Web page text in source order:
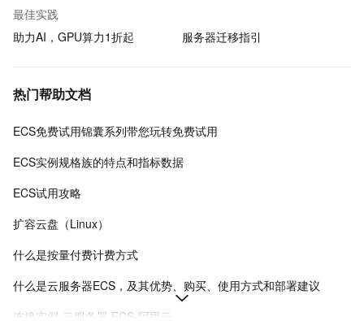
最佳实践
助力AI，GPU算力1折起
服务器迁移指引
热门帮助文档
ECS免费试用锦囊系列带您玩转免费试用
ECS实例规格族的特点和指标数据
ECS试用攻略
扩容云盘（Linux）
什么是按量付费计费方式
什么是云服务器ECS，及其优势、购买、使用方式和部署建议
连接实例-云服务器 ECS-阿里云